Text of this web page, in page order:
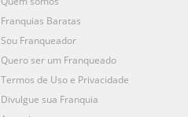
Franquias Baratas
Sou Franqueador
Quero ser um Franqueado
Termos de Uso e Privacidade
Divulgue sua Franquia